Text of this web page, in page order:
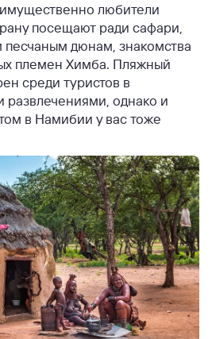
любители
посещают ради сафари,
песчаным дюнам, знакомства
племен Химба. Пляжный
среди туристов в
развлечениями, однако и
в Намибии у вас тоже